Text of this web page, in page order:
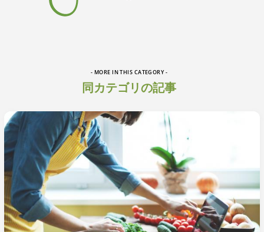
- MORE IN THIS CATEGORY -
同カテゴリの記事